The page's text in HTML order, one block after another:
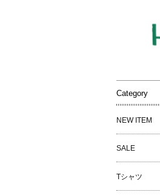
Category
NEW ITEM
SALE
Tシャツ